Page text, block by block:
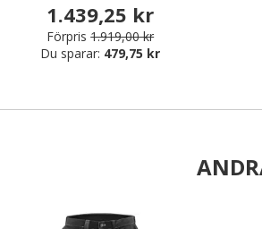
1.439,25 kr
Förpris 1.919,00 kr
Du sparar: 479,75 kr